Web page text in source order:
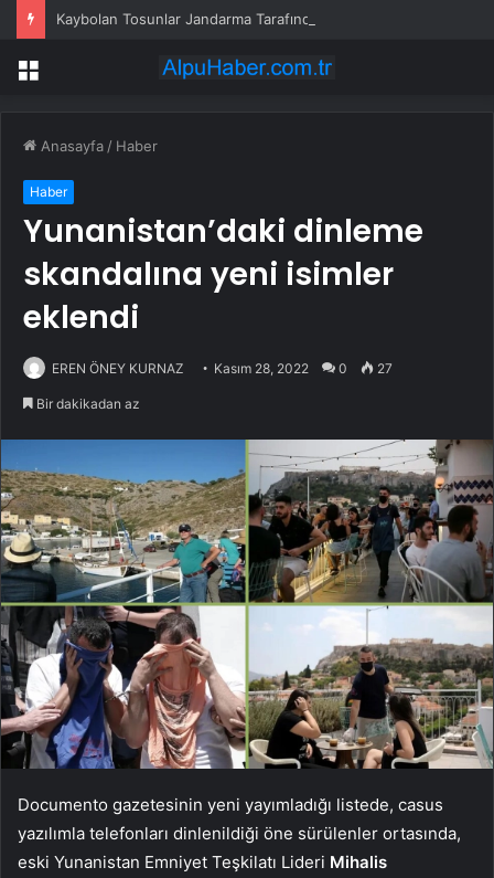
Kaybolan Tosunlar Jandarma Tarafından Bulundu
Menü
Anasayfa / Haber
Haber
Yunanistan’daki dinleme
skandalına yeni isimler
eklendi
EREN ÖNEY KURNAZ Kasım 28, 2022 0 27
Bir dakikadan az
Documento gazetesinin yeni yayımladığı listede, casus
yazılımla telefonları dinlenildiği öne sürülenler ortasında,
eski Yunanistan Emniyet Teşkilatı Lideri Mihalis